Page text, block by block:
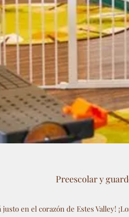
Preescolar y
justo en el corazón de Estes Valley!